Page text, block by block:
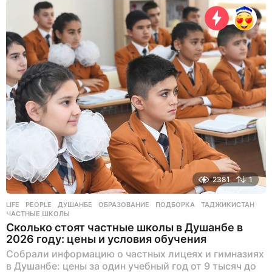
я
н
а
з
а
д
2381 1
LIFE ,PEOPLE ДУШАНБЕ ,ОБРАЗОВАНИЕ ,ПОДБОРКА ,ТАДЖИКИСТАН
ЧАСТНЫЕ ШКОЛЫ
Сколько стоят частные школы в Душанбе в
2026 году: цены и условия обучения
Собрали информацию о частных лицеях и гимназиях
в Душанбе: цены за один учебный год от 9 тысяч до